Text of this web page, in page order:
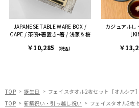
JAPANESE TABLE WARE BOX /
CAPE / 茶碗+箸置き+箸 / 浅葱＆桜
￥10,285 （税込）
カジュアルし
［
￥
TOP 誕生日
フェイスタオル2枚セット［オルシア］
TOP
新築祝い・引っ越し祝い
フェイスタオル2枚